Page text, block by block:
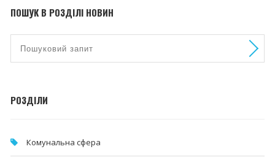
ПОШУК В РОЗДІЛІ НОВИН
РОЗДІЛИ
Комунальна cфера